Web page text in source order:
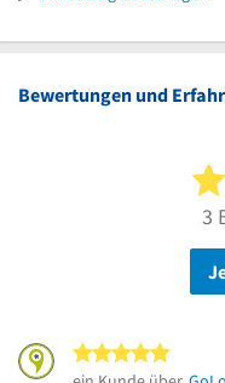
Bewertungen und
3